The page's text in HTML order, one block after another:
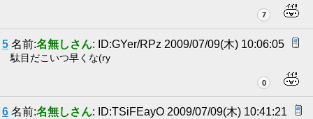
7
5 名前:名無しさん: ID:GYer/RPz 2009/07/09(木) 10:06:05
駄目だこいつ早くな(ry
0
6 名前:名無しさん: ID:TSiFEayO 2009/07/09(木) 10:41:21